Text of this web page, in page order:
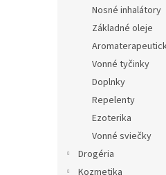
Nosné inhalátory
Základné oleje
Vonné tyčinky
Doplnky
Repelenty
Ezoterika
Vonné sviečky
Drogéria
Kozmetika